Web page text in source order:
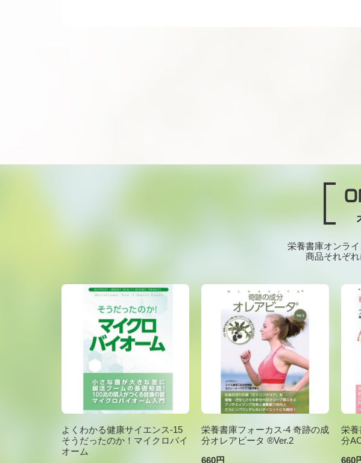
栄養書庫オンラ
商品それぞ
よくわかる健康サイエンス-15
そうだったのか！マイクロバイ
オーム
栄養書庫フォーカス-4 奇跡の成
分オレアビータ ®Ver.2
660円
栄
分
660